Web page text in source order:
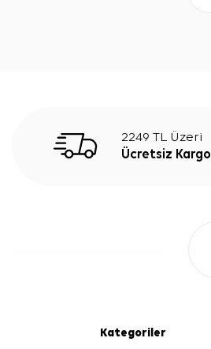
2249 TL Üzeri
Ücretsiz Kargo
Kategoriler